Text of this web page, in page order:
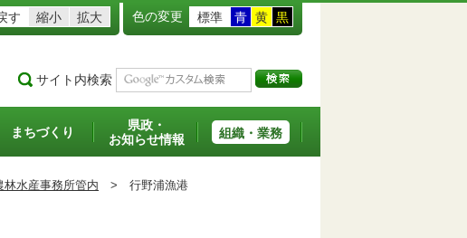
す 縮小 拡大 色の変更 標準 青 黄 黒
サイト内検索
まちづくり
県政・
お知らせ情報
組織・業務
林水産事務所管内 > 行野浦漁港